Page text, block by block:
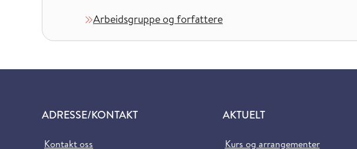
Arbeidsgruppe og forfattere
ADRESSE/KONTAKT
Kontakt oss
AKTUELT
Kurs og arrangementer